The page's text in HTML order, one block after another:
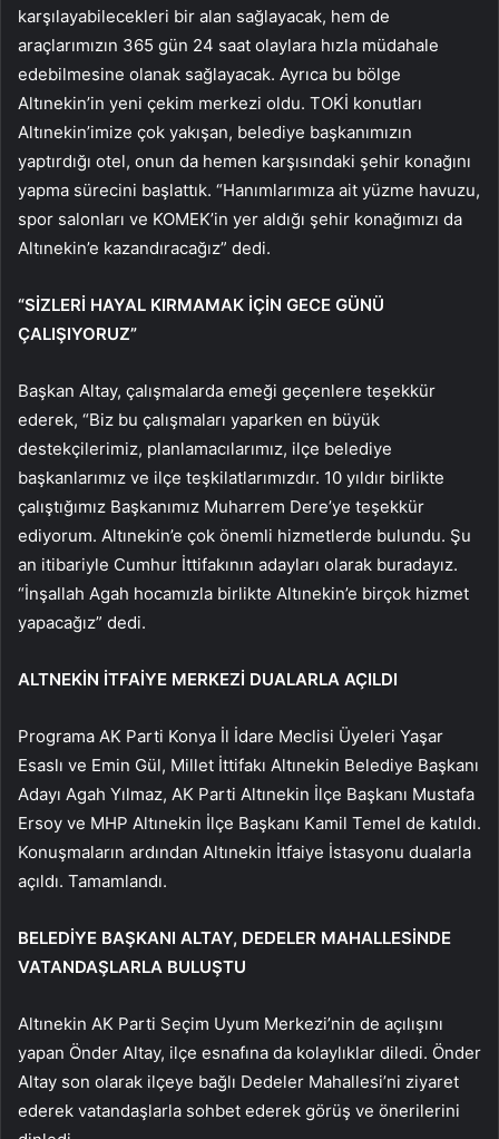
karşılayabilecekleri bir alan sağlayacak, hem de
araçlarımızın 365 gün 24 saat olaylara hızla müdahale
edebilmesine olanak sağlayacak. Ayrıca bu bölge
Altınekin’in yeni çekim merkezi oldu. TOKİ konutları
Altınekin’imize çok yakışan, belediye başkanımızın
yaptırdığı otel, onun da hemen karşısındaki şehir konağını
yapma sürecini başlattık. “Hanımlarımıza ait yüzme havuzu,
spor salonları ve KOMEK’in yer aldığı şehir konağımızı da
Altınekin’e kazandıracağız” dedi.
“SİZLERİ HAYAL KIRMAMAK İÇİN GECE GÜNÜ
ÇALIŞIYORUZ”
Başkan Altay, çalışmalarda emeği geçenlere teşekkür
ederek, “Biz bu çalışmaları yaparken en büyük
destekçilerimiz, planlamacılarımız, ilçe belediye
başkanlarımız ve ilçe teşkilatlarımızdır. 10 yıldır birlikte
çalıştığımız Başkanımız Muharrem Dere’ye teşekkür
ediyorum. Altınekin’e çok önemli hizmetlerde bulundu. Şu
an itibariyle Cumhur İttifakının adayları olarak buradayız.
“İnşallah Agah hocamızla birlikte Altınekin’e birçok hizmet
yapacağız” dedi.
ALTNEKİN İTFAİYE MERKEZİ DUALARLA AÇILDI
Programa AK Parti Konya İl İdare Meclisi Üyeleri Yaşar
Esaslı ve Emin Gül, Millet İttifakı Altınekin Belediye Başkanı
Adayı Agah Yılmaz, AK Parti Altınekin İlçe Başkanı Mustafa
Ersoy ve MHP Altınekin İlçe Başkanı Kamil Temel de katıldı.
Konuşmaların ardından Altınekin İtfaiye İstasyonu dualarla
açıldı. Tamamlandı.
BELEDİYE BAŞKANI ALTAY, DEDELER MAHALLESİNDE
VATANDAŞLARLA BULUŞTU
Altınekin AK Parti Seçim Uyum Merkezi’nin de açılışını
yapan Önder Altay, ilçe esnafına da kolaylıklar diledi. Önder
Altay son olarak ilçeye bağlı Dedeler Mahallesi’ni ziyaret
ederek vatandaşlarla sohbet ederek görüş ve önerilerini